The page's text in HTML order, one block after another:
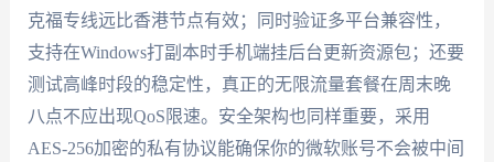
克福专线远比香港节点有效；同时验证多平台兼容性，
支持在Windows打副本时手机端挂后台更新资源包；还要
测试高峰时段的稳定性，真正的无限流量套餐在周末晚
八点不应出现QoS限速。安全架构也同样重要，采用
AES-256加密的私有协议能确保你的微软账号不会被中间